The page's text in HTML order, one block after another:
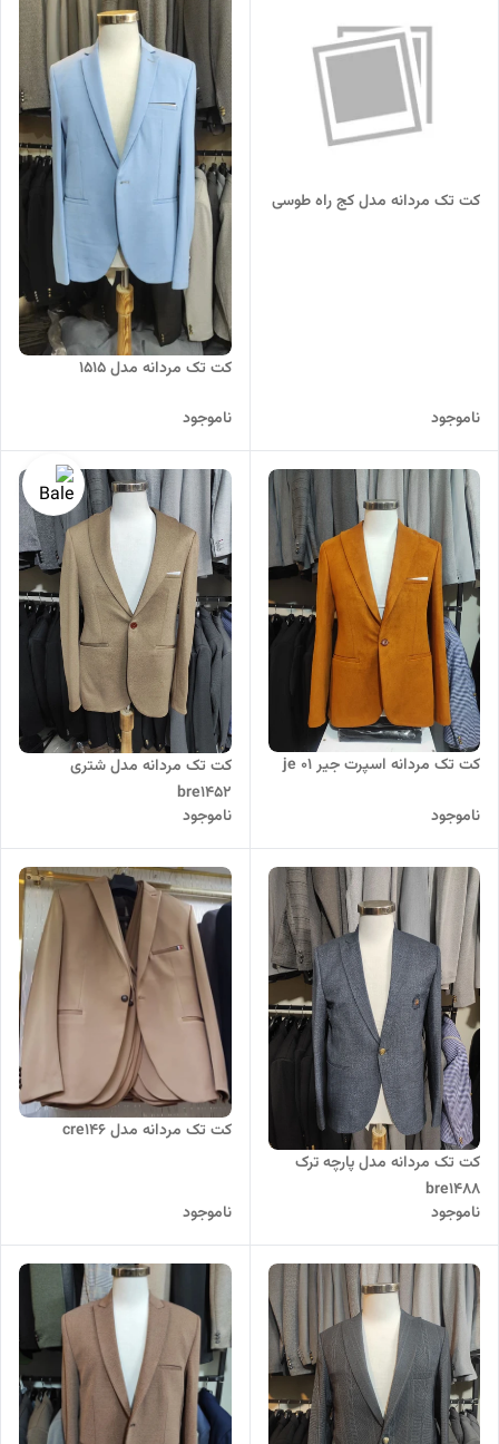
کت تک مردانه مدل کج راه طوسی
ناموجود
کت تک مردانه مدل 1515
ناموجود
کت تک مردانه اسپرت جیر je 01
ناموجود
کت تک مردانه مدل شتری
bre1452
ناموجود
کت تک مردانه مدل پارچه ترک
bre1488
ناموجود
کت تک مردانه مدل cre146
ناموجود